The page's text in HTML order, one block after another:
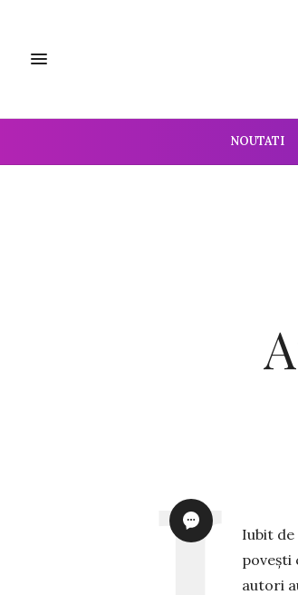
NOUTATI
Iubit
povești
autori